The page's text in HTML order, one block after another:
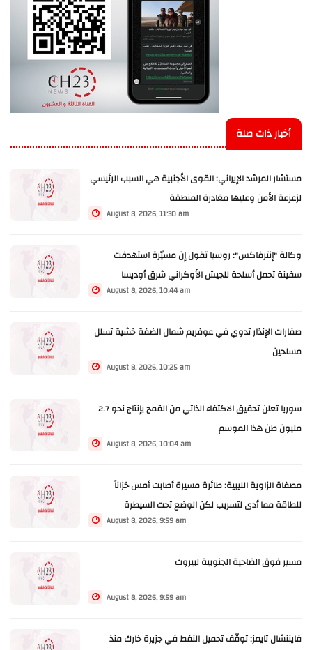
أخبار ذات صلة
مستشار المرشد الإيراني: القوى الأجنبية هي السبب الرئيسي
لزعزعة الأمن وعليها مغادرة المنطقة
August 8, 2026, 11:30 am
وكالة "إنترفاكس": روسيا تقول إن مسيّرة استهدفت
سفينة تحمل أسلحة للجيش الأوكراني شرق أوديسا
August 8, 2026, 10:44 am
صفارات الإنذار تدوي في عوفريم شمال الضفة خشية تسلل
مسلحين
August 8, 2026, 10:25 am
سوريا تعلن تحقيق الاكتفاء الذاتي من القمح بإنتاج نحو 2.7
مليون طن هذا الموسم
August 8, 2026, 10:04 am
مصفاة الزاوية الليبية: طائرة مسيرة أصابت أمس خزاناً
للطاقة مما أدى لتسريب لكن الوضع تحت السيطرة
August 8, 2026, 9:59 am
مسير فوق الضاحية الجنوبية لبيروت
August 8, 2026, 9:59 am
فايننشال تايمز: توقّف تحميل النفط في جزيرة خارك منذ